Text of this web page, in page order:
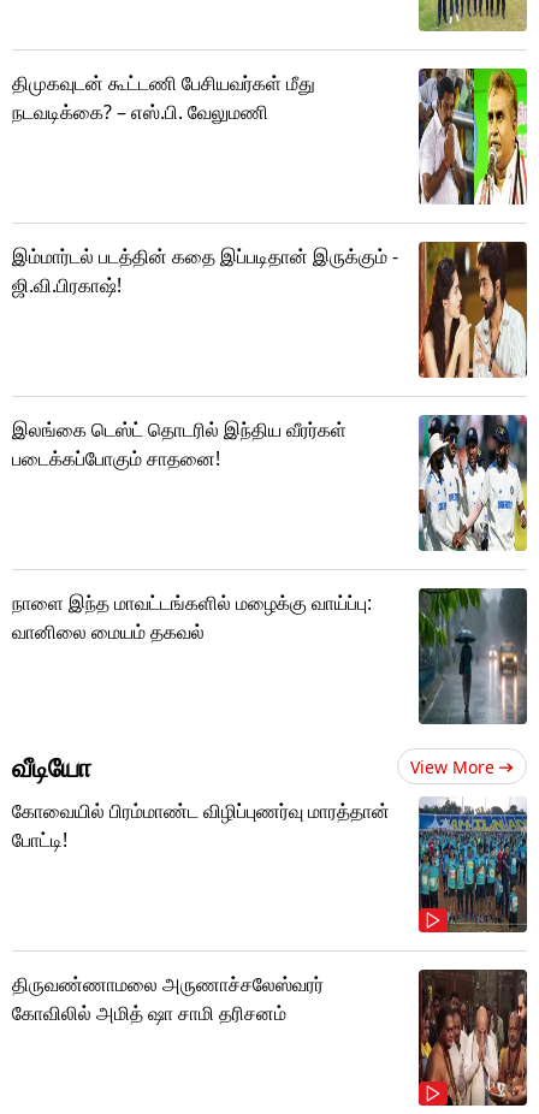
திமுகவுடன் கூட்டணி பேசியவர்கள் மீது
நடவடிக்கை? – எஸ்.பி. வேலுமணி
இம்மார்டல் படத்தின் கதை இப்படிதான் இருக்கும் -
ஜி.வி.பிரகாஷ்!
இலங்கை டெஸ்ட் தொடரில் இந்திய வீரர்கள்
படைக்கப்போகும் சாதனை!
நாளை இந்த மாவட்டங்களில் மழைக்கு வாய்ப்பு:
வானிலை மையம் தகவல்
வீடியோ View More
கோவையில் பிரம்மாண்ட விழிப்புணர்வு மாரத்தான்
போட்டி!
திருவண்ணாமலை அருணாச்சலேஸ்வரர்
கோவிலில் அமித் ஷா சாமி தரிசனம்